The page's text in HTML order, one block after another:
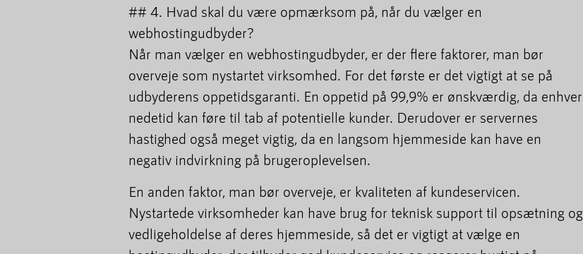
## 4. Hvad skal du være opmærksom på, når du vælger en
webhostingudbyder?
Når man vælger en webhostingudbyder, er der flere faktorer, man bør
overveje som nystartet virksomhed. For det første er det vigtigt at se på
udbyderens oppetidsgaranti. En oppetid på 99,9% er ønskværdig, da enhver
nedetid kan føre til tab af potentielle kunder. Derudover er servernes
hastighed også meget vigtig, da en langsom hjemmeside kan have en
negativ indvirkning på brugeroplevelsen.
En anden faktor, man bør overveje, er kvaliteten af kundeservicen.
Nystartede virksomheder kan have brug for teknisk support til opsætning og
vedligeholdelse af deres hjemmeside, så det er vigtigt at vælge en